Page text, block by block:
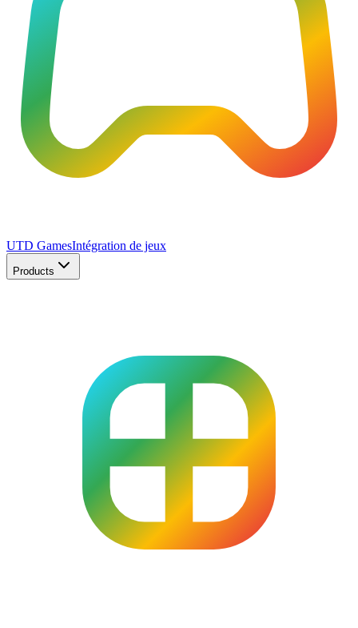
UTD GamesIntégration de jeux
Products